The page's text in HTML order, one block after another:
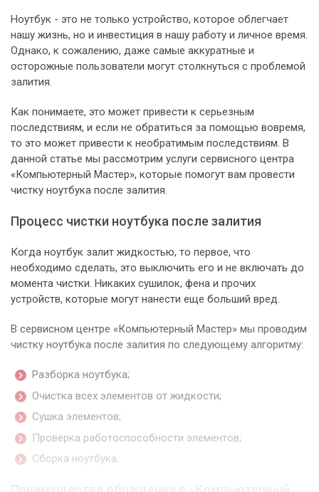
Ноутбук - это не только устройство, которое облегчает
нашу жизнь, но и инвестиция в нашу работу и личное время.
Однако, к сожалению, даже самые аккуратные и
осторожные пользователи могут столкнуться с проблемой
залития.
Как понимаете, это может привести к серьезным
последствиям, и если не обратиться за помощью вовремя,
то это может привести к необратимым последствиям. В
данной статье мы рассмотрим услуги сервисного центра
«Компьютерный Мастер», которые помогут вам провести
чистку ноутбука после залития.
Процесс чистки ноутбука после залития
Когда ноутбук залит жидкостью, то первое, что
необходимо сделать, это выключить его и не включать до
момента чистки. Никаких сушилок, фена и прочих
устройств, которые могут нанести еще больший вред.
В сервисном центре «Компьютерный Мастер» мы проводим
чистку ноутбука после залития по следующему алгоритму:
Разборка ноутбука;
Очистка всех элементов от жидкости;
Сушка элементов;
Проверка работоспособности элементов;
Сборка ноутбука.